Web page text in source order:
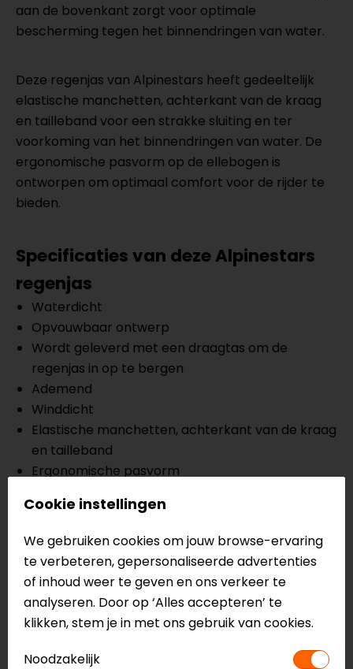
aan de bovenkant zorgt voor optimale
bescherming tegen het binnendringen van water.
Deze regenjas van Alpinestars heeft gedeeltelijk
elastische manchetten, achterkant van de kraag
en tailleband voor een strakke sluiting en ter
voorkoming van het binnendringen van water. De
ergonomische pasvorm op de ellebogen is
ontworpen om optimaal comfort voor de rijder te
bieden.
Specificaties van deze Alpinestars
regenjas
Waterdicht
Opvouwbaar ontwerp
Wordt geleverd met een draagtas om de
regenjas in op te bergen
Ademend
Winddicht
Elastische manchetten, achterkant van de kraag
en tailleband
Ergonomische pasvorm
Reflectiedetails
Meer informatie nodig?
Heb je meer informatie nodig over dit product?
Neem dancontactmet ons op of kom langs in één
vanonze winkelsin Breda, Capelle aan den IJssel,
het product bekijken & passen en staan onze
Cookie instellingen
We gebruiken cookies om jouw browse-ervaring
te verbeteren, gepersonaliseerde advertenties
of inhoud weer te geven en ons verkeer te
analyseren. Door op ‘Alles accepteren’ te
klikken, stem je in met ons gebruik van cookies.
Noodzakelijk